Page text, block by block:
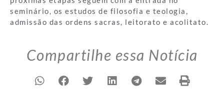
seminário, os estudos de filosofia e teologia,
admissão das ordens sacras, leitorato e acolitato.
Compartilhe essa Notícia